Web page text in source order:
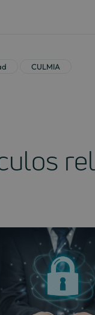
CULMIA